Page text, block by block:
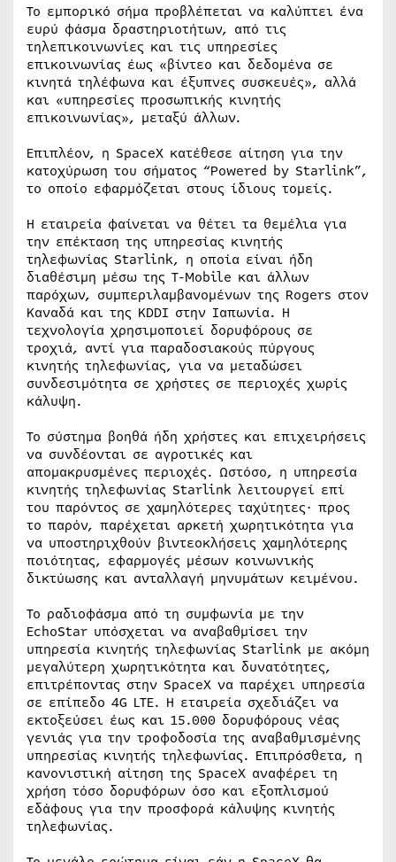
Το εμπορικό σήμα προβλέπεται να καλύπτει ένα
ευρύ φάσμα δραστηριοτήτων, από τις
τηλεπικοινωνίες και τις υπηρεσίες
επικοινωνίας έως «βίντεο και δεδομένα σε
κινητά τηλέφωνα και έξυπνες συσκευές», αλλά
και «υπηρεσίες προσωπικής κινητής
επικοινωνίας», μεταξύ άλλων.
Επιπλέον, η SpaceX κατέθεσε αίτηση για την
κατοχύρωση του σήματος “Powered by Starlink”,
το οποίο εφαρμόζεται στους ίδιους τομείς.
Η εταιρεία φαίνεται να θέτει τα θεμέλια για
την επέκταση της υπηρεσίας κινητής
τηλεφωνίας Starlink, η οποία είναι ήδη
διαθέσιμη μέσω της T-Mobile και άλλων
παρόχων, συμπεριλαμβανομένων της Rogers στον
Καναδά και της KDDI στην Ιαπωνία. Η
τεχνολογία χρησιμοποιεί δορυφόρους σε
τροχιά, αντί για παραδοσιακούς πύργους
κινητής τηλεφωνίας, για να μεταδώσει
συνδεσιμότητα σε χρήστες σε περιοχές χωρίς
κάλυψη.
Το σύστημα βοηθά ήδη χρήστες και επιχειρήσεις
να συνδέονται σε αγροτικές και
απομακρυσμένες περιοχές. Ωστόσο, η υπηρεσία
κινητής τηλεφωνίας Starlink λειτουργεί επί
του παρόντος σε χαμηλότερες ταχύτητες· προς
το παρόν, παρέχεται αρκετή χωρητικότητα για
να υποστηριχθούν βιντεοκλήσεις χαμηλότερης
ποιότητας, εφαρμογές μέσων κοινωνικής
δικτύωσης και ανταλλαγή μηνυμάτων κειμένου.
Το ραδιοφάσμα από τη συμφωνία με την
EchoStar υπόσχεται να αναβαθμίσει την
υπηρεσία κινητής τηλεφωνίας Starlink με ακόμη
μεγαλύτερη χωρητικότητα και δυνατότητες,
επιτρέποντας στην SpaceX να παρέχει υπηρεσία
σε επίπεδο 4G LTE. Η εταιρεία σχεδιάζει να
εκτοξεύσει έως και 15.000 δορυφόρους νέας
γενιάς για την τροφοδοσία της αναβαθμισμένης
υπηρεσίας κινητής τηλεφωνίας. Επιπρόσθετα, η
κανονιστική αίτηση της SpaceX αναφέρει τη
χρήση τόσο δορυφόρων όσο και εξοπλισμού
εδάφους για την προσφορά κάλυψης κινητής
τηλεφωνίας.